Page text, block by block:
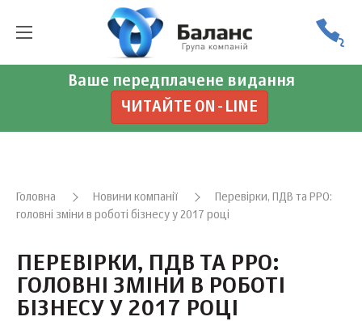
Ваше передплачене видання
ЧИТАЙТЕ ON-LINE
Головна Новини компанії
Перевірки, ПДВ та РРО:
головні зміни в роботі бізнесу у 2017 році
ПЕРЕВІРКИ, ПДВ ТА РРО:
ГОЛОВНІ ЗМІНИ В РОБОТІ
БІЗНЕСУ У 2017 РОЦІ